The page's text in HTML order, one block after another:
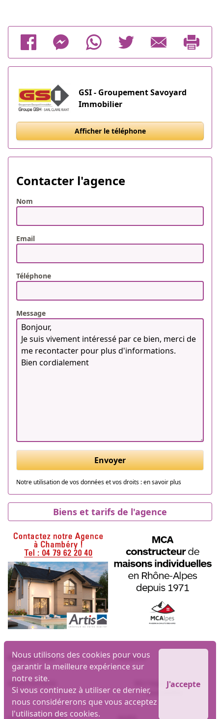
GSI - Groupement Savoyard
Immobilier
Afficher le téléphone
Contacter l'agence
Nom
Email
Téléphone
Message
Envoyer
Notre utilisation de vos données et vos droits :en savoir plus
Biens et tarifs de l'agence
Nous utilisons des cookies pour vous
garantir la meilleure expérience sur
notre site.
Si vous continuez à utiliser ce dernier,
nous considérerons que vous acceptez
l'utilisation des cookies.
J'accepte
Biens par ville Maisons
Appartements
MLI logiciel et site
immobilier